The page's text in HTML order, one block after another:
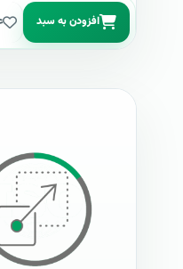
افزودن به سبد